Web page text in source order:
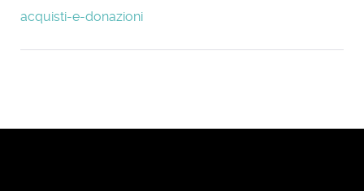
acquisti-e-donazioni